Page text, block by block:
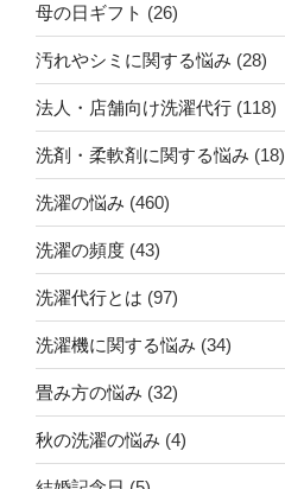
母の日ギフト (26)
汚れやシミに関する悩み (28)
法人・店舗向け洗濯代行 (118)
洗剤・柔軟剤に関する悩み (18)
洗濯の悩み (460)
洗濯の頻度 (43)
洗濯代行とは (97)
洗濯機に関する悩み (34)
畳み方の悩み (32)
秋の洗濯の悩み (4)